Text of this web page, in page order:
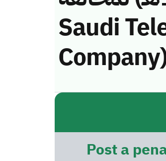
Saudi
Post a